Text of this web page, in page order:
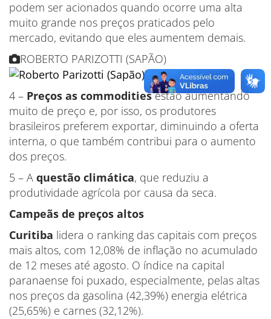
podem ser acionados quando ocorre uma alta
muito grande nos preços praticados pelo
mercado, evitando que eles aumentem demais.
ROBERTO PARIZOTTI (SAPÃO)
4 – Preços as commoditiesestão aumentando
muito de preço e, por isso, os produtores
brasileiros preferem exportar, diminuindo a oferta
interna, o que também contribui para o aumento
dos preços.
5 – A questão climática, que reduziu a
produtividade agrícola por causa da seca.
Campeãs de preços altos
Curitiba lidera o ranking das capitais com preços
mais altos, com 12,08% de inflação no acumulado
de 12 meses até agosto. O índice na capital
paranaense foi puxado, especialmente, pelas altas
nos preços da gasolina (42,39%) energia elétrica
(25,65%) e carnes (32,12%).